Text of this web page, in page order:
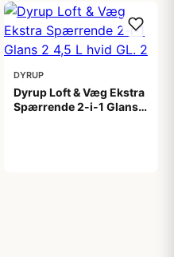
DYRUP
Dyrup Loft & Væg Ekstra
Spærrende 2-i-1 Glans 2